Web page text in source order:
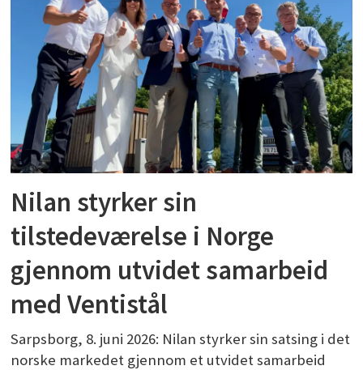
Nilan styrker sin
tilstedeværelse i Norge
gjennom utvidet samarbeid
med Ventistål
Sarpsborg, 8. juni 2026: Nilan styrker sin satsing i det
norske markedet gjennom et utvidet samarbeid